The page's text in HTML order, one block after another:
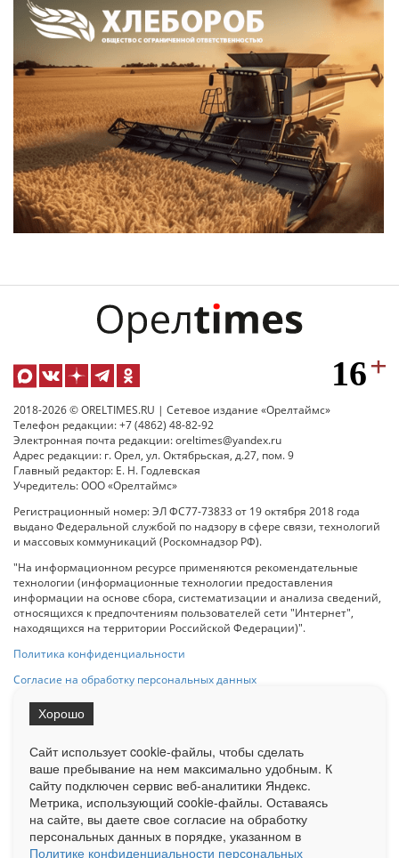
2018-2026 © ORELTIMES.RU | Сетевое издание «Орелтаймс»
Телефон редакции: +7 (4862) 48-82-92
Электронная почта редакции: oreltimes@yandex.ru
Адрес редакции: г. Орел, ул. Октябрьская, д.27, пом. 9
Главный редактор: Е. Н. Годлевская
Учредитель: ООО «Орелтаймс»
Регистрационный номер: ЭЛ ФС77-73833 от 19 октября 2018 года
выдано Федеральной службой по надзору в сфере связи, технологий
и массовых коммуникаций (Роскомнадзор РФ).
"На информационном ресурсе применяются рекомендательные
технологии (информационные технологии предоставления
информации на основе сбора, систематизации и анализа сведений,
относящихся к предпочтениям пользователей сети "Интернет",
находящихся на территории Российской Федерации)".
Политика конфиденциальности
Согласие на обработку персональных данных
на Сетевое издание «ОрелТаймс» обязательна.
Ограниченная статистика посещаемости доступна на сайте
Liveinternet.ru . Подробная статистика для рекламодателей по запросу
у менеджера.
Реклама Документы О нас Контакты
Сайт использует cookie-файлы, чтобы сделать
ваше пребывание на нем максимально удобным. К
cайту подключен сервис веб-аналитики Яндекс.
Метрика, использующий cookie-файлы. Оставаясь
на сайте, вы даете свое согласие на обработку
персональных данных в порядке, указанном в
Политике конфиденциальности персональных
Хорошо